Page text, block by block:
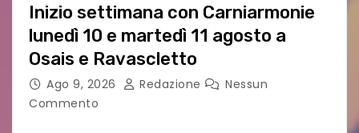
Inizio settimana con Carniarmonie
lunedì 10 e martedì 11 agosto a
Osais e Ravascletto
Ago 9, 2026 Redazione
Nessun
Commento